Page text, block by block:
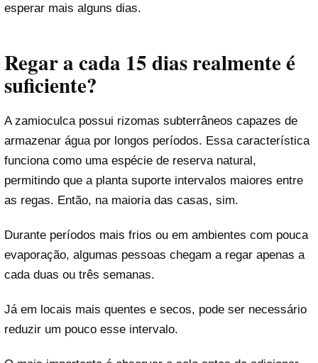
esperar mais alguns dias.
Regar a cada 15 dias realmente é
suficiente?
A zamioculca possui rizomas subterrâneos capazes de
armazenar água por longos períodos. Essa característica
funciona como uma espécie de reserva natural,
permitindo que a planta suporte intervalos maiores entre
as regas. Então, na maioria das casas, sim.
Durante períodos mais frios ou em ambientes com pouca
evaporação, algumas pessoas chegam a regar apenas a
cada duas ou três semanas.
Já em locais mais quentes e secos, pode ser necessário
reduzir um pouco esse intervalo.